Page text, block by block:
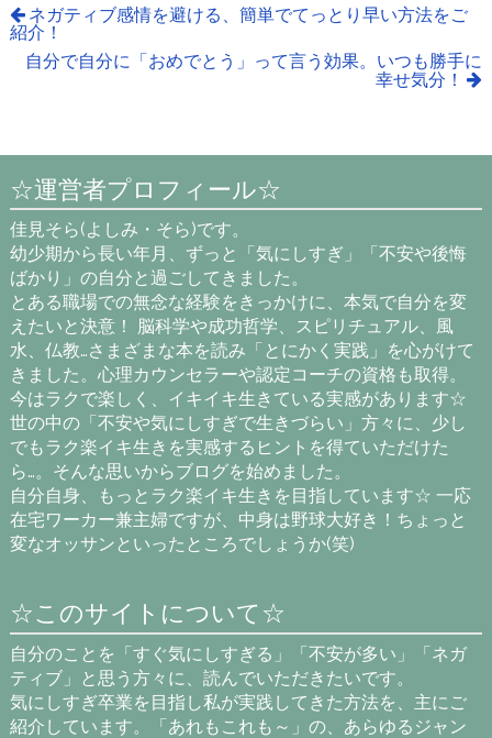
ネガティブ感情を避ける、簡単でてっとり早い方法をご
紹介！
自分で自分に「おめでとう」って言う効果。いつも勝手に
幸せ気分！
☆運営者プロフィール☆
佳見そら(よしみ・そら)です。
幼少期から長い年月、ずっと「気にしすぎ」「不安や後悔
ばかり」の自分と過ごしてきました。
とある職場での無念な経験をきっかけに、本気で自分を変
えたいと決意！ 脳科学や成功哲学、スピリチュアル、風
水、仏教…さまざまな本を読み「とにかく実践」を心がけて
きました。心理カウンセラーや認定コーチの資格も取得。
今はラクで楽しく、イキイキ生きている実感があります☆
世の中の「不安や気にしすぎで生きづらい」方々に、少し
でもラク楽イキ生きを実感するヒントを得ていただけた
ら…。そんな思いからブログを始めました。
自分自身、もっとラク楽イキ生きを目指しています☆ 一応
在宅ワーカー兼主婦ですが、中身は野球大好き！ちょっと
変なオッサンといったところでしょうか(笑)
☆このサイトについて☆
自分のことを「すぐ気にしすぎる」「不安が多い」「ネガ
ティブ」と思う方々に、読んでいただきたいです。
気にしすぎ卒業を目指し私が実践してきた方法を、主にご
紹介しています。「あれもこれも～」の、あらゆるジャン